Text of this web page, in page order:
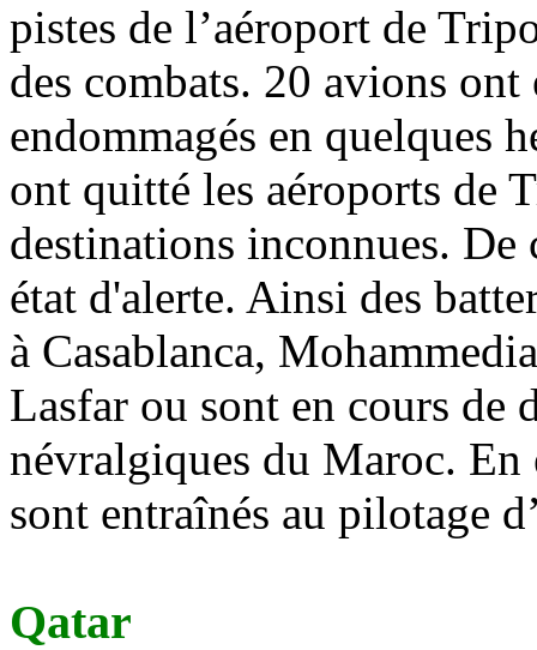
pistes de l’aéroport de
des combats. 20 avions
endommagés en quelques
ont quitté les aéroports de
destinations inconnues.
état d'alerte. Ainsi des
à Casablanca,
Lasfar ou sont en cours de
névralgiques du Maroc. En
sont entraînés au pilotage
Qatar